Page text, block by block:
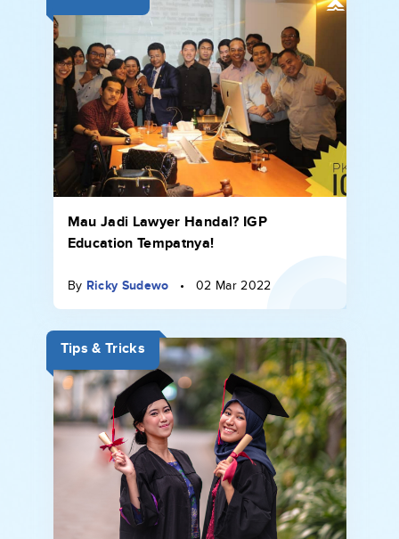
Mau Jadi Lawyer Handal? IGP
Education Tempatnya!
By Ricky Sudewo • 02 Mar 2022
Tips & Tricks